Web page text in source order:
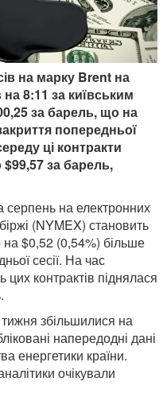
на марку Brent на
8:11 за київським
за барель, що на
попередньої
ці контракти
$99,57 за барель,
серпень на електронних
(NYMEX) становить
$0,52 (0,54%) більше
сесії. На час
цих контрактів піднялася
збільшилися на
напередодні дані
енергетики країни.
очікували